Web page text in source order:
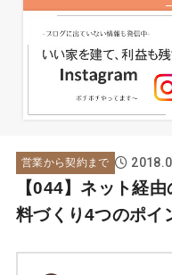
営業から契約まで
【044】ネット経
料づくり4つのポイ